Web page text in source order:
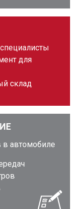
для
склад
в автомобиле